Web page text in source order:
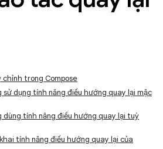
trong Compose
dụng tính năng điều hướng quay lại mặc
dùng tính năng điều hướng quay lại tuỳ
tính năng điều hướng quay lại của